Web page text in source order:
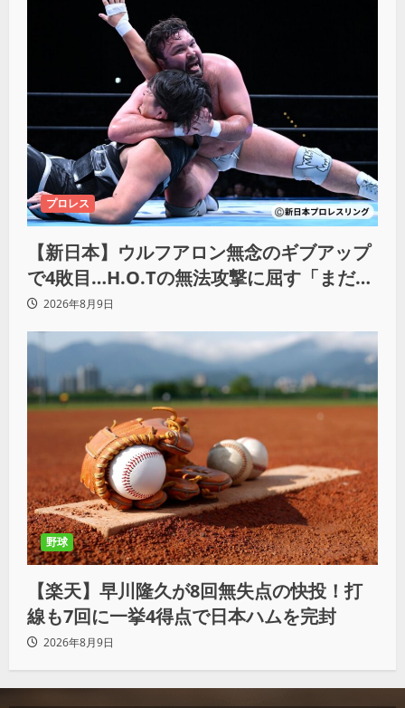
プロレス
【新日本】ウルフアロン無念のギブアップ
で4敗目…H.O.Tの無法攻撃に屈す「まだま
だ俺自身の力はこんなもんだなって」
2026年8月9日
野球
【楽天】早川隆久が8回無失点の快投！打
線も7回に一挙4得点で日本ハムを完封
2026年8月9日